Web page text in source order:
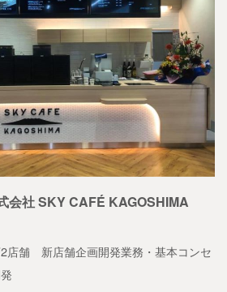
会社 SKY CAFÉ KAGOSHIMA
店舗 新店舗企画開発業務・基本コンセ